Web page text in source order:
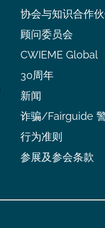
协会与知识合作
顾问委员会
CWIEME Global
30周年
新闻
诈骗/Fairguide
行为准则
参展及参会条款